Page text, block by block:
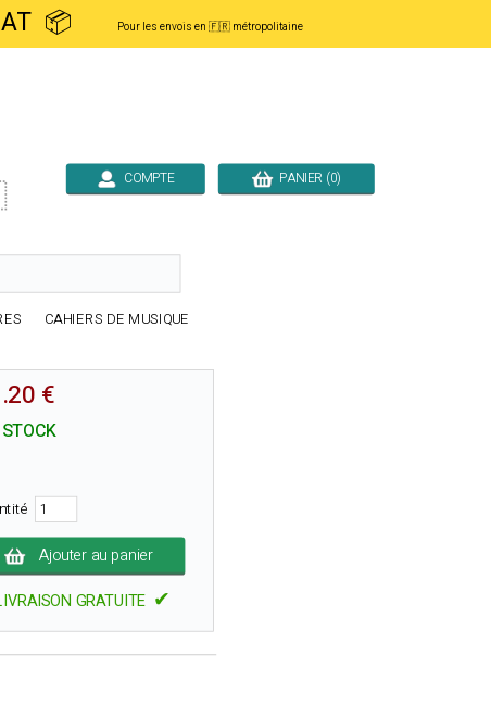
📦 Pour les envois en 🇫🇷 métropolitaine
COMPTE PANIER (0)
CAHIERS DE MUSIQUE
€
Ajouter au panier
GRATUITE ✔